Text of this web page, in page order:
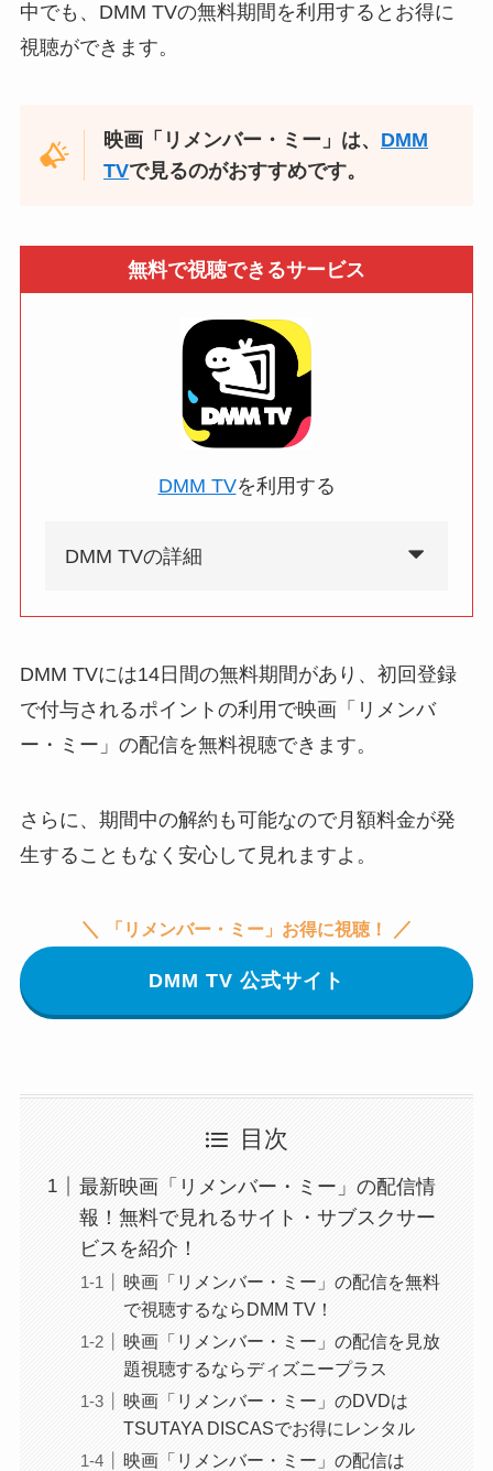
中でも、DMM TVの無料期間を利用するとお得に
視聴ができます。
映画「リメンバー・ミー」は、 DMM
TVで見るのがおすすめです。
無料で視聴できるサービス
DMM TVを利用する
DMM TVの詳細
DMM TVには14日間の無料期間があり、初回登録
で付与されるポイントの利用で映画「リメンバ
ー・ミー」の配信を無料視聴できます。
さらに、期間中の解約も可能なので月額料金が発
生することもなく安心して見れますよ。
＼ 「リメンバー・ミー」 お得に視聴！ ／
DMM TV 公式サイト
目次
最新映画「リメンバー・ミー」の配信情
報！無料で見れるサイト・サブスクサー
ビスを紹介！
映画「リメンバー・ミー」の配信を無料
で視聴するならDMM TV！
映画「リメンバー・ミー」の配信を見放
題視聴するならディズニープラス
映画「リメンバー・ミー」のDVDは
TSUTAYA DISCASでお得にレンタル
映画「リメンバー・ミー」の配信は